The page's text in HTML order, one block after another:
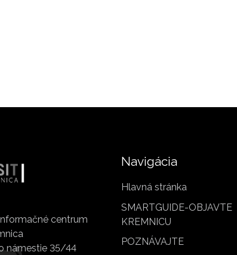
centrum
námestie 35/44
Navigácia
Hlavná stránka
SMARTGUIDE-OBJAVTE
KREMNICU
POZNÁVAJTE